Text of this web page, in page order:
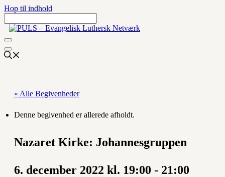
Hop til indhold
« Alle Begivenheder
Denne begivenhed er allerede afholdt.
Nazaret Kirke: Johannesgruppen
6. december 2022 kl. 19:00 - 21:00